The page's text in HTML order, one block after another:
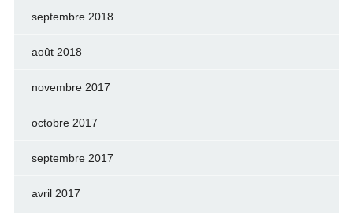
septembre 2018
août 2018
novembre 2017
octobre 2017
septembre 2017
avril 2017